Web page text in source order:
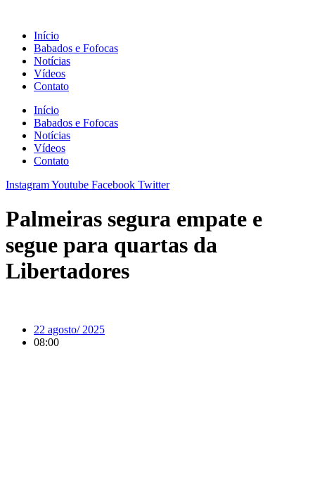
conteúdo
Início
Babados e Fofocas
Notícias
Vídeos
Contato
Início
Babados e Fofocas
Notícias
Vídeos
Contato
InstagramYoutube Facebook Twitter
Palmeiras segura empate e
segue para quartas da
Libertadores
22 agosto/ 2025
08:00